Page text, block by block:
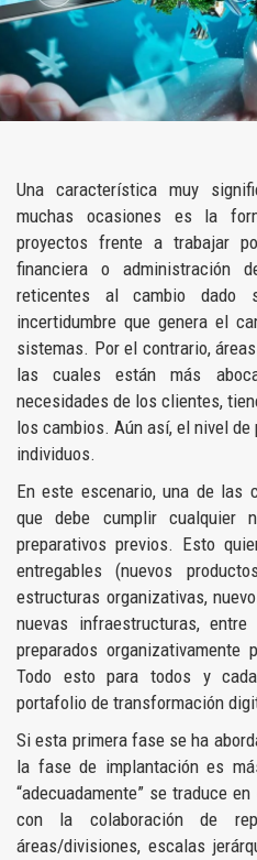
Una característica muy
muchas ocasiones es la
proyectos frente a trabajar
financiera o administración
reticentes al cambio dado
incertidumbre que genera el
sistemas. Por el contrario,
las cuales están más
necesidades de los clientes,
los cambios. Aún así, el nivel
individuos.
En este escenario, una de las
que debe cumplir cualquier
preparativos previos. Esto
entregables (nuevos
estructuras organizativas,
nuevas infraestructuras,
preparados
Todo esto para todos y
portafolio de transformación
Si esta primera fase se ha
la fase de implantación es
“adecuadamente” se traduce
con la colaboración de
áreas/divisiones, escalas